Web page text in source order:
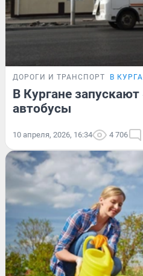
ДОРОГИ И ТРАНСПОРТ В
В Кургане
автобусы
10 апреля, 2026, 16:34 4 706